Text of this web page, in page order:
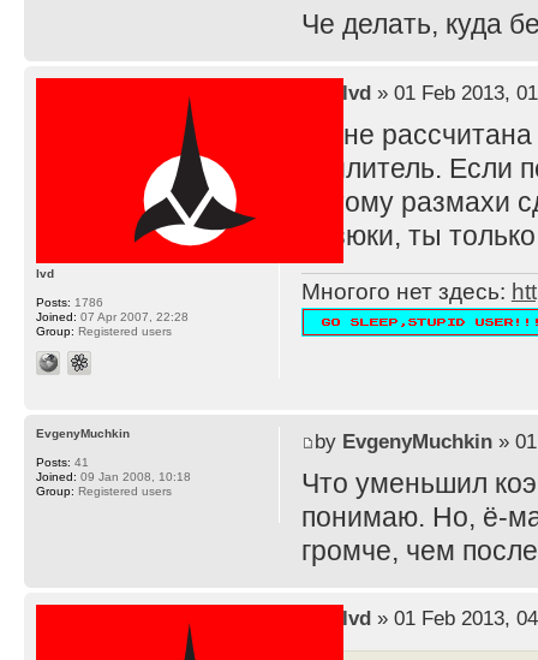
Че делать, куда
lvd» 01 Feb 2013,
TS не
усилитель. Если
потому размахи
резюки, ты
Многого нет здесь:
lvd
Posts: 1786
Joined: 07 Apr 2007, 22:28
Group: Registered users
by EvgenyMuchkin» 01
Что уменьшил
понимаю. Но, ё-
громче, чем
EvgenyMuchkin
Posts: 41
Joined: 09 Jan 2008, 10:18
Group: Registered users
lvd» 01 Feb 2013,